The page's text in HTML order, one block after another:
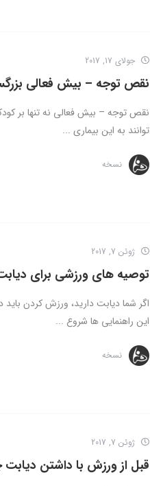
جولای 17, 2017
نقص توجه – بیش فعالی
نقص توجه – بیش فعالی نه تنها بر
توانند به این بیماری ...
نسخه
ژوئن 7, 2017
توصیه های ورزشی برای دیابت
اگر شما دیابت دارید، ورزش کردن
این راهنمایی ها شروع ...
نسخه
ژوئن 7, 2017
قبل از ورزش با داشتن دیابت